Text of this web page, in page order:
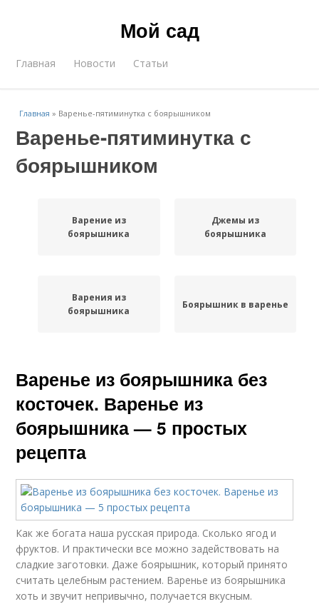
Мой сад
Главная Новости Статьи
Главная » Варенье-пятиминутка с боярышником
Варенье-пятиминутка с
боярышником
Варение из
боярышника
Джемы из
боярышника
Варения из
боярышника
Боярышник в варенье
Варенье из боярышника без
косточек. Варенье из
боярышника — 5 простых
рецепта
Как же богата наша русская природа. Сколько ягод и
фруктов. И практически все можно задействовать на
сладкие заготовки. Даже боярышник, который принято
считать целебным растением. Варенье из боярышника
хоть и звучит непривычно, получается вкусным.